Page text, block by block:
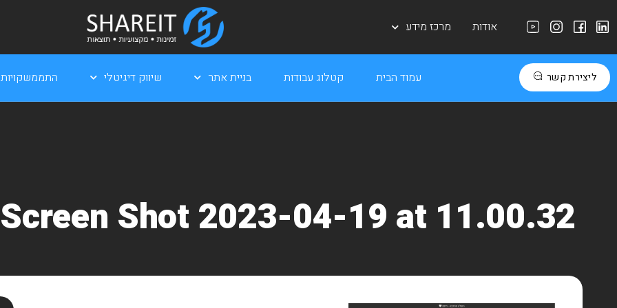
אודות מרכז מידע
ליצירת קשר עמוד הבית קטלוג עבודות בניית אתר שיווק דיגיטלי התממשקויות
Screen Shot 2023-04-19 at 11.00.32